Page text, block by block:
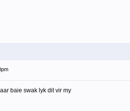
baie swak lyk dit vir my